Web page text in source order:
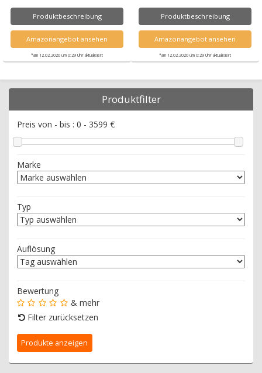
Produktbeschreibung
Amazonangebot ansehen
*am 12.02.2020 um 0:29 Uhr aktualisiert
Produktbeschreibung
Amazonangebot ansehen
*am 12.02.2020 um 0:29 Uhr aktualisiert
Produktfilter
Preis von - bis : 0 - 3599 €
Marke
Typ
Auflösung
Bewertung
& mehr
Filter zurücksetzen